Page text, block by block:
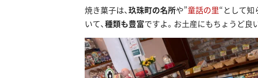
焼き菓子は、玖珠町の名所や”童話の里“として知
いて、種類も豊富ですよ。お土産にもちょうど良